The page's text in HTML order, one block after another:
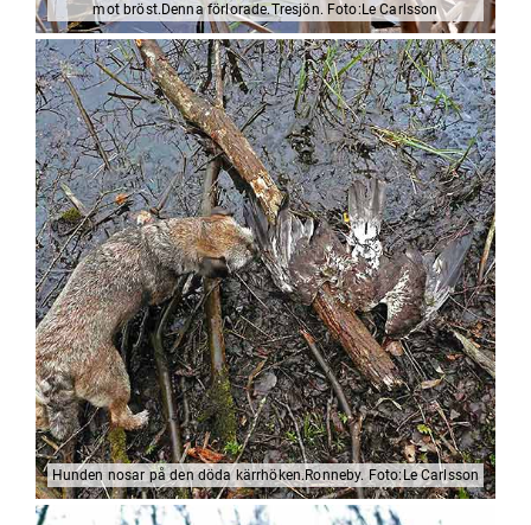
mot bröst.Denna förlorade.Tresjön. Foto:Le Carlsson
Hunden nosar på den döda kärrhöken.Ronneby. Foto:Le Carlsson